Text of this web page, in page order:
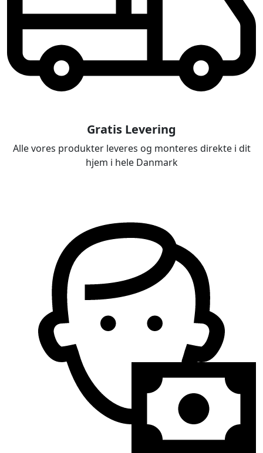
Gratis Levering
Alle vores produkter leveres og monteres direkte i dit
hjem i hele Danmark